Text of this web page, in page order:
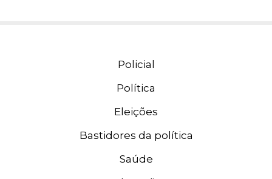
Policial
Política
Eleições
Bastidores da política
Saúde